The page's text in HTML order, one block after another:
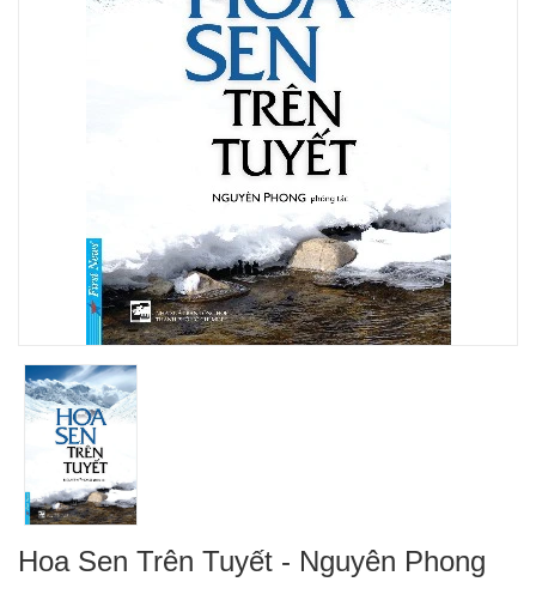
Hoa Sen Trên Tuyết - Nguyên Phong